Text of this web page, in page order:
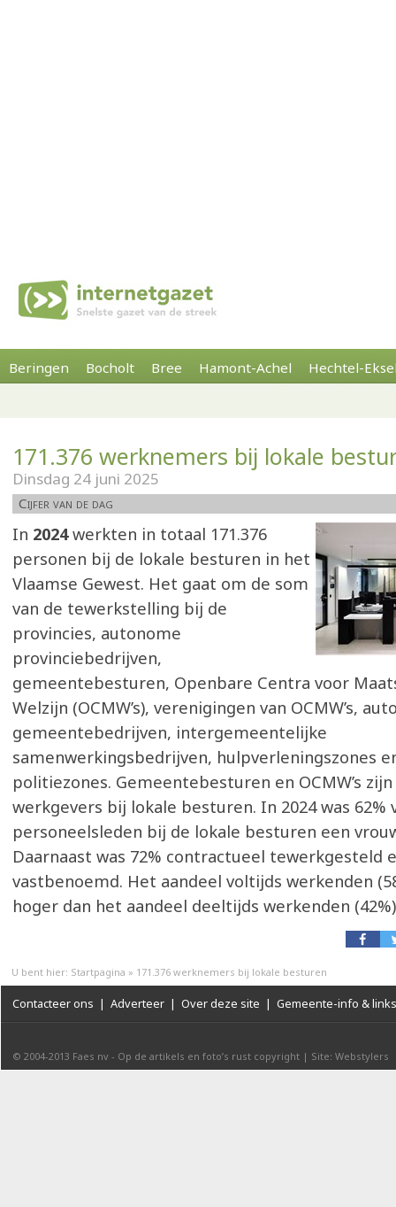
Beringen Bocholt Bree Hamont-Achel Hechtel-
171.376 werknemers bij lokale
Dinsdag 24 juni 2025
Cijfer van de dag
In 2024werkten in totaal 171.376
personen bij de lokale besturen in het
Vlaamse Gewest. Het gaat om de som
van de tewerkstelling bij de
provincies, autonome
provinciebedrijven,
gemeentebesturen, Openbare Centra voor
Welzijn (OCMW’s), verenigingen van OCMW’s,
gemeentebedrijven, intergemeentelijke
samenwerkingsbedrijven, hulpverleningszones
politiezones. Gemeentebesturen en OCMW’s
werkgevers bij lokale besturen. In 2024 was 62%
personeelsleden bij de lokale besturen een
Daarnaast was 72% contractueel tewerkgesteld
vastbenoemd. Het aandeel voltijds werkenden
hoger dan het aandeel deeltijds werkenden
U bent hier: Startpagina » 171.376 werknemers bij lokale besturen
Contacteer ons | Adverteer | Over deze site | Gemeente-info & links
© 2004-2013 Faes nv - Op de artikels en foto’s rust copyright | Site: Webstylers